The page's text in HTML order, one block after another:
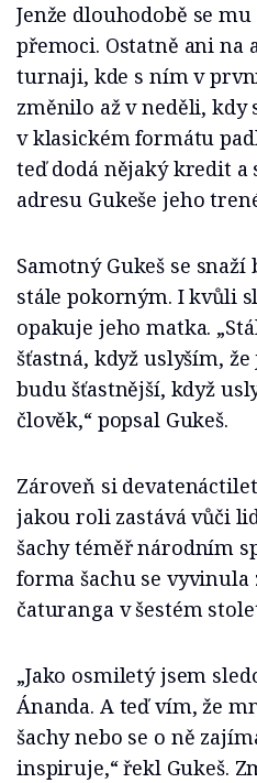
Jenže dlouhodobě se
přemoci. Ostatně ani
turnaji, kde s ním v
změnilo až v neděli, kdy
v klasickém formátu
teď dodá nějaký kredit a
adresu Gukeše jeho
Samotný Gukeš se
stále pokorným. I kvůli
opakuje jeho matka.
šťastná, když uslyším,
budu šťastnější, když
člověk,“ popsal Gukeš.
Zároveň si
jakou roli zastává vůči
šachy téměř národním
forma šachu se
čaturanga v šestém
„Jako osmiletý jsem
Ánanda. A teď vím, že
šachy nebo se o ně
inspiruje,“ řekl Gukeš.